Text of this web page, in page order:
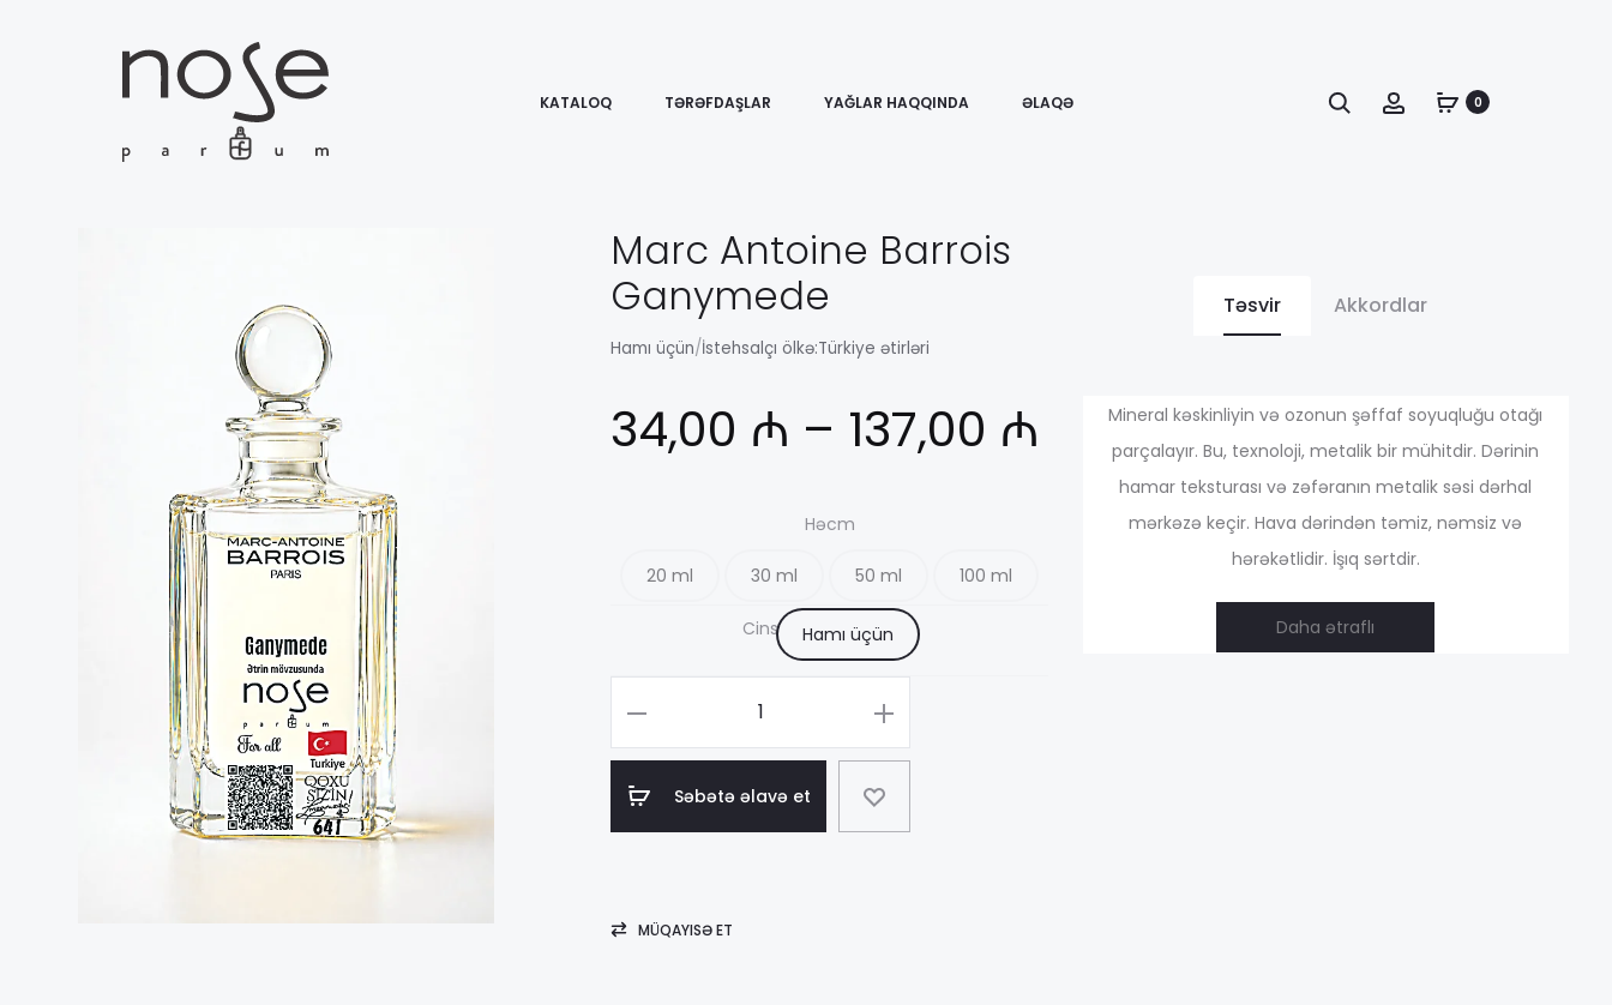
KATALOQ TƏRƏFDAŞLAR YAĞLAR HAQQINDA ƏLAQƏ Axtarış Account0
Marc Antoine Barrois
Ganymede
Hamı üçün/İstehsalçı ölkə:Türkiye ətirləri
34,00 ₼ – 137,00 ₼ Диапазон
цен:
34,00 ₼
Həcm
20 ml 30 ml 50 ml 100 ml
Cins Hamı üçün
sayı
Marc
Antoine
Səbətə əlavə et
MÜQAYISƏ ET
Təsvir Akkordlar
Mineral kəskinliyin və ozonun şəffaf soyuqluğu otağı
parçalayır. Bu, texnoloji, metalik bir mühitdir. Dərinin
hamar teksturası və zəfəranın metalik səsi dərhal
mərkəzə keçir. Hava dərindən təmiz, nəmsiz və
hərəkətlidir. İşıq sərtdir.
Daha ətraflı